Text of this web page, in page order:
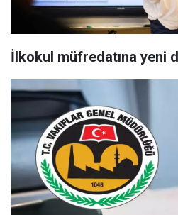
İlkokul müfredatına yeni